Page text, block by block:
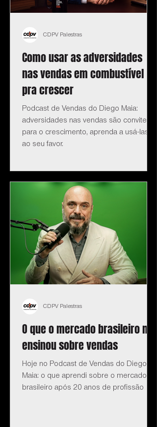
Como usar as adversidades
nas vendas em combustível
pra crescer
Podcast de Vendas do Diego Maia:
adversidades nas vendas são convite
para o crescimento, aprenda a usá-las
ao seu favor.
CDPV Palestras
O que o mercado brasileiro me
ensinou sobre vendas
Hoje no Podcast de Vendas do Diego
Maia: o que aprendi sobre o mercado
brasileiro após 20 anos de profissão
CDPV Palestras